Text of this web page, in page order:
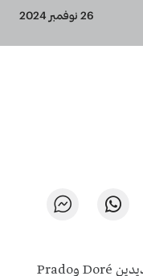
26 نوفمبر 2024
كشفت LOEWE عن إبداعين عطريين جديدين Doré وPrado